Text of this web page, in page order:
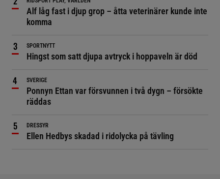
Alf låg fast i djup grop – åtta veterinärer kunde inte
komma
SPORTNYTT
Hingst som satt djupa avtryck i hoppaveln är död
SVERIGE
Ponnyn Ettan var försvunnen i två dygn – försökte
räddas
DRESSYR
Ellen Hedbys skadad i ridolycka på tävling